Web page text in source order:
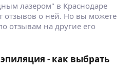
лазером" в Краснодаре
отзывов о ней. Но вы можете
отзывам на другие его
- как выбрать